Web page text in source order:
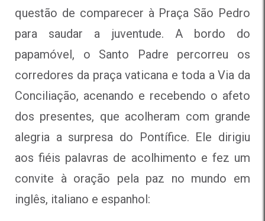
questão de comparecer à Praça São Pedro
para saudar a juventude. A bordo do
papamóvel, o Santo Padre percorreu os
corredores da praça vaticana e toda a Via da
Conciliação, acenando e recebendo o afeto
dos presentes, que acolheram com grande
alegria a surpresa do Pontífice. Ele dirigiu
aos fiéis palavras de acolhimento e fez um
convite à oração pela paz no mundo em
inglês, italiano e espanhol: